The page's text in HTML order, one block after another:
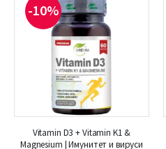
-10%
Vitamin D3 + Vitamin K1 &
Magnesium | Имунитет и вируси